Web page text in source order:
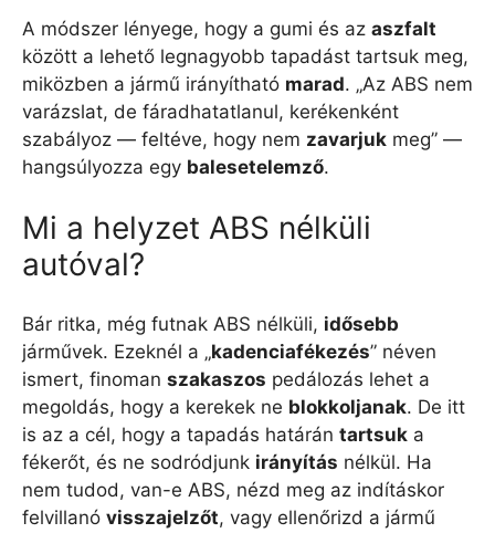
A módszer lényege, hogy a gumi és az aszfalt
között a lehető legnagyobb tapadást tartsuk meg,
miközben a jármű irányítható marad. „Az ABS nem
varázslat, de fáradhatatlanul, kerékenként
szabályoz — feltéve, hogy nem zavarjuk meg” —
hangsúlyozza egy balesetelemző.
Mi a helyzet ABS nélküli
autóval?
Bár ritka, még futnak ABS nélküli, idősebb
járművek. Ezeknél a „kadenciafékezés” néven
ismert, finoman szakaszos pedálozás lehet a
megoldás, hogy a kerekek ne blokkoljanak. De itt
is az a cél, hogy a tapadás határán tartsuk a
fékerőt, és ne sodródjunk irányítás nélkül. Ha
nem tudod, van-e ABS, nézd meg az indításkor
felvillanó visszajelzőt, vagy ellenőrizd a jármű